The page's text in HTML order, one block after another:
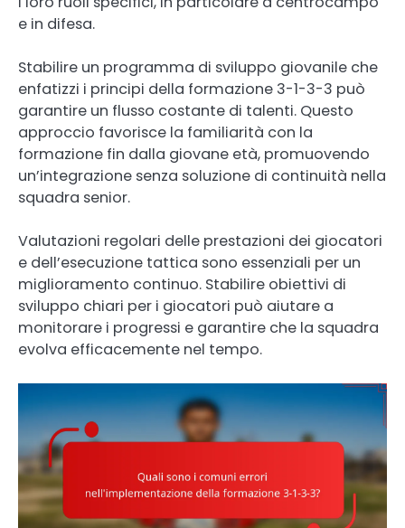
e in difesa.
Stabilire un programma di sviluppo giovanile che
enfatizzi i principi della formazione 3-1-3-3 può
garantire un flusso costante di talenti. Questo
approccio favorisce la familiarità con la
formazione fin dalla giovane età, promuovendo
un’integrazione senza soluzione di continuità nella
squadra senior.
Valutazioni regolari delle prestazioni dei giocatori
e dell’esecuzione tattica sono essenziali per un
miglioramento continuo. Stabilire obiettivi di
sviluppo chiari per i giocatori può aiutare a
monitorare i progressi e garantire che la squadra
evolva efficacemente nel tempo.